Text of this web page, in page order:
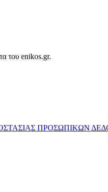
του enikos.gr.
ΠΡΟΣΩΠΙΚΩΝ